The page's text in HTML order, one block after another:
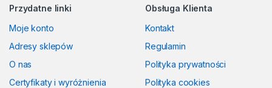
Przydatne linki
Moje konto
Adresy sklepów
O nas
Certyfikaty i wyróżnienia
Obsługa Klienta
Kontakt
Regulamin
Polityka prywatności
Polityka cookies